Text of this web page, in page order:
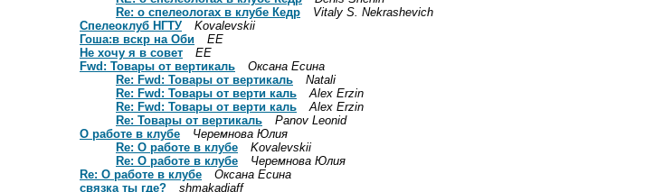
Re: о спелеологах в клубе Кедр
Vitaly S. Nekrashevich
Спелеоклуб НГТУ
Kovalevskii
Гоша:в вскр на Оби
ЕЕ
Не хочу я в совет
ЕЕ
Fwd: Товары от вертикаль
Оксана Есина
Re: Fwd: Товары от вертикаль
Natali
Re: Fwd: Товары от верти каль
Alex Erzin
Re: Fwd: Товары от верти каль
Alex Erzin
Re: Товары от вертикаль
Panov Leonid
О работе в клубе
Черемнова Юлия
Re: О работе в клубе
Kovalevskii
Re: О работе в клубе
Черемнова Юлия
Re: О работе в клубе
Оксана Есина
связка ты где?
shmakadjaff